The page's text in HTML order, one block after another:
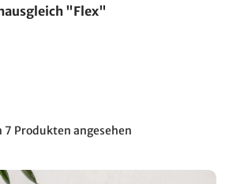
"Flex"
7 Produkten angesehen